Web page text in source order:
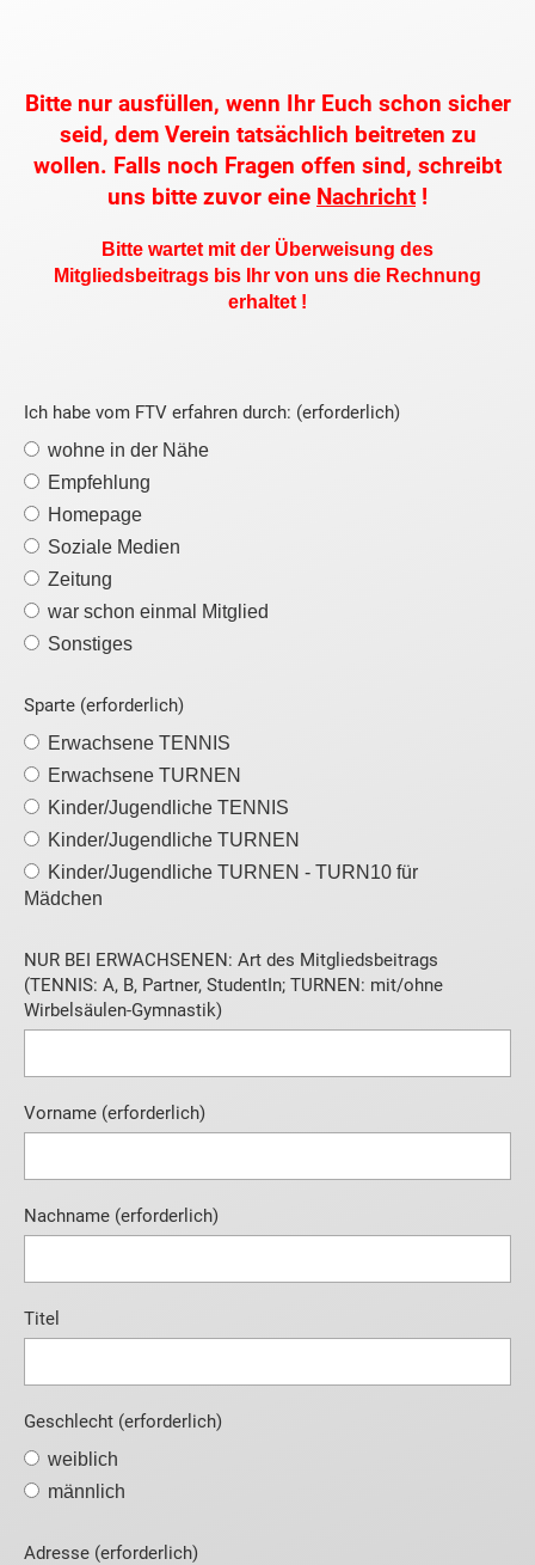
Bitte nur ausfüllen, wenn Ihr Euch schon sicher
seid, dem Verein tatsächlich beitreten zu
wollen. Falls noch Fragen offen sind, schreibt
uns bitte zuvor eine Nachricht !
Bitte wartet mit der Überweisung des
Mitgliedsbeitrags bis Ihr von uns die Rechnung
erhaltet !
Ich habe vom FTV erfahren durch: (erforderlich)
wohne in der Nähe
Empfehlung
Homepage
Soziale Medien
Zeitung
war schon einmal Mitglied
Sonstiges
Sparte (erforderlich)
Erwachsene TENNIS
Erwachsene TURNEN
Kinder/Jugendliche TENNIS
Kinder/Jugendliche TURNEN
Kinder/Jugendliche TURNEN - TURN10 für
Mädchen
NUR BEI ERWACHSENEN: Art des Mitgliedsbeitrags
(TENNIS: A, B, Partner, StudentIn; TURNEN: mit/ohne
Wirbelsäulen-Gymnastik)
Vorname (erforderlich)
Nachname (erforderlich)
Titel
Geschlecht (erforderlich)
weiblich
männlich
Adresse (erforderlich)